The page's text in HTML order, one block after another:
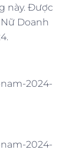
này. Được
Doanh